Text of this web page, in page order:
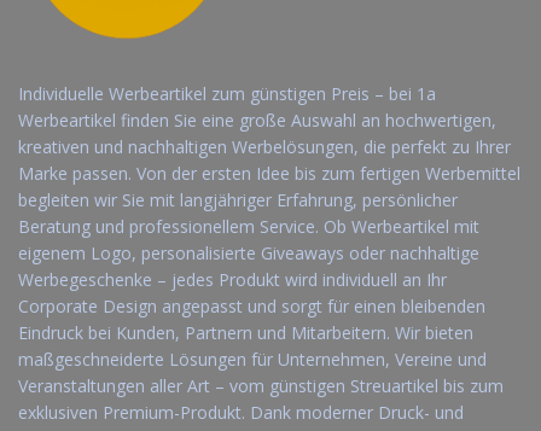
Individuelle Werbeartikel zum günstigen Preis – bei 1a
Werbeartikel finden Sie eine große Auswahl an hochwertigen,
kreativen und nachhaltigen Werbelösungen, die perfekt zu Ihrer
Marke passen. Von der ersten Idee bis zum fertigen Werbemittel
begleiten wir Sie mit langjähriger Erfahrung, persönlicher
Beratung und professionellem Service. Ob Werbeartikel mit
eigenem Logo, personalisierte Giveaways oder nachhaltige
Werbegeschenke – jedes Produkt wird individuell an Ihr
Corporate Design angepasst und sorgt für einen bleibenden
Eindruck bei Kunden, Partnern und Mitarbeitern. Wir bieten
maßgeschneiderte Lösungen für Unternehmen, Vereine und
Veranstaltungen aller Art – vom günstigen Streuartikel bis zum
exklusiven Premium-Produkt. Dank moderner Druck- und